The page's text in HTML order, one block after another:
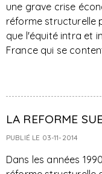
une grave crise
réforme structurelle
que l'équité intra et
France qui se
LA REFORME
PUBLIÉ LE 03-11-2014
Dans les années